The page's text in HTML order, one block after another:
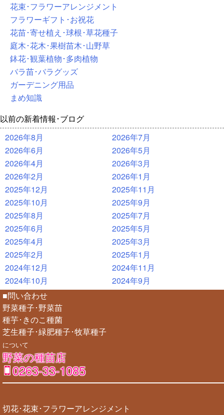
花束･フラワーアレンジメント
フラワーギフト･お祝花
花苗･寄せ植え･球根･草花種子
庭木･花木･果樹苗木･山野草
鉢花･観葉植物･多肉植物
バラ苗･バラグッズ
ガーデニング用品
まめ知識
以前の新着情報･ブログ
2026年8月
2026年7月
2026年6月
2026年5月
2026年4月
2026年3月
2026年2月
2026年1月
2025年12月
2025年11月
2025年10月
2025年9月
2025年8月
2025年7月
2025年6月
2025年5月
2025年4月
2025年3月
2025年2月
2025年1月
2024年12月
2024年11月
2024年10月
2024年9月
■問い合わせ
野菜種子･野菜苗
種芋･きのこ種菌
芝生種子･緑肥種子･牧草種子
について
野菜の種苗店
0263-33-1085
切花･花束･フラワーアレンジメント